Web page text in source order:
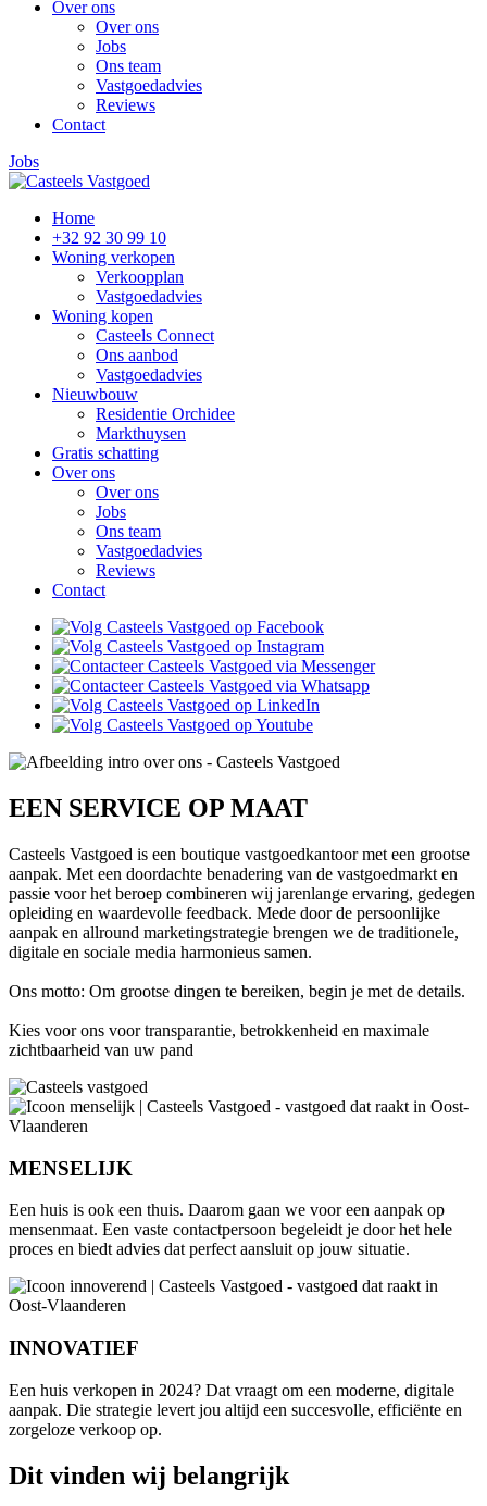
Over ons
Over ons
Jobs
Ons team
Vastgoedadvies
Reviews
Contact
Jobs
Home
+32 92 30 99 10
Woning verkopen
Verkoopplan
Vastgoedadvies
Woning kopen
Casteels Connect
Ons aanbod
Vastgoedadvies
Nieuwbouw
Residentie Orchidee
Markthuysen
Gratis schatting
Over ons
Over ons
Jobs
Ons team
Vastgoedadvies
Reviews
Contact
EEN SERVICE OP MAAT
Casteels Vastgoed is een boutique vastgoedkantoor met een grootse
aanpak. Met een doordachte benadering van de vastgoedmarkt en
passie voor het beroep combineren wij jarenlange ervaring, gedegen
opleiding en waardevolle feedback. Mede door de persoonlijke
aanpak en allround marketingstrategie brengen we de traditionele,
digitale en sociale media harmonieus samen.
Ons motto: Om grootse dingen te bereiken, begin je met de details.
Kies voor ons voor transparantie, betrokkenheid en maximale
zichtbaarheid van uw pand
MENSELIJK
Een huis is ook een thuis. Daarom gaan we voor een aanpak op
mensenmaat. Een vaste contactpersoon begeleidt je door het hele
proces en biedt advies dat perfect aansluit op jouw situatie.
INNOVATIEF
Een huis verkopen in 2024? Dat vraagt om een moderne, digitale
aanpak. Die strategie levert jou altijd een succesvolle, efficiënte en
zorgeloze verkoop op.
Dit vinden wij belangrijk